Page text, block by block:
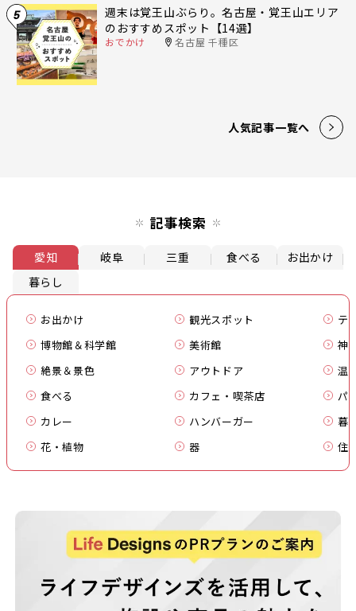
5
週末は覚王山ぶらり。名古屋・覚王山エリア
のおすすめスポット【14選】
おでかけ 名古屋 千種区
人気記事一覧へ
記事検索
愛知 岐阜 三重 食べる
お出かけ
暮らし
お出かけ 観光スポット
テ
博物館＆科学館
美術館
神
絶景＆景色
アウトドア
温
食べる
カフェ・喫茶店
パ
カレー
ハンバーガー
暮
花・植物
器 住